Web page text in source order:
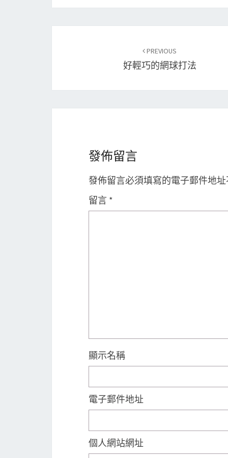
PREVIOUS
好輕巧的網球打法
發佈留言
發佈留言必須填寫的電子郵件地
留言 *
顯示名稱
電子郵件地址
個人網站網址